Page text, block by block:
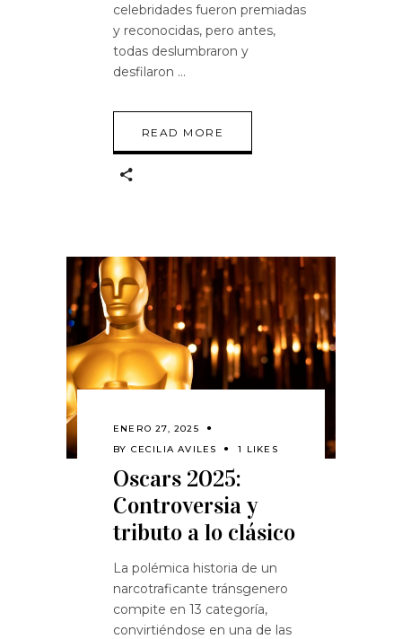
celebridades fueron premiadas
y reconocidas, pero antes,
todas deslumbraron y
desfilaron
READ MORE
ENERO 27, 2025
BY CECILIA AVILES 1 LIKES
Oscars 2025:
Controversia y
tributo a lo clásico
La polémica historia de un
narcotraficante tránsgenero
compite en 13 categoría,
convirtiéndose en una de las